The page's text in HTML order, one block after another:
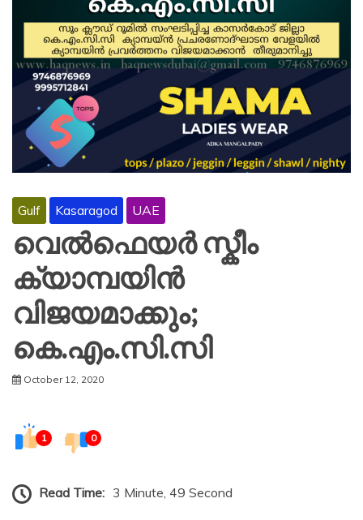
Gulf Kasaragod UAE
വെൽഫെയർ സ്കീം
ക്യാമ്പയിൻ
വിജയമാക്കും;
കെ.എം.സി.സി
October 12, 2020
1 0
Read Time: 3 Minute, 49 Second